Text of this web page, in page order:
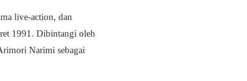
live-action, dan
1991. Dibintangi oleh
Narimi sebagai